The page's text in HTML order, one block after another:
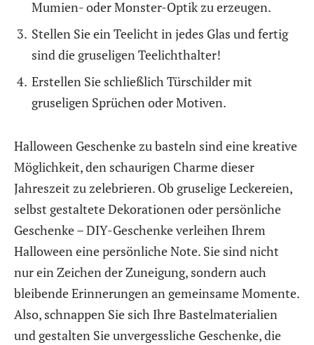
Mumien- oder Monster-Optik zu erzeugen.
Stellen Sie ein Teelicht in jedes Glas und fertig
sind die gruseligen Teelichthalter!
Erstellen Sie schließlich Türschilder mit
gruseligen Sprüchen oder Motiven.
Halloween Geschenke zu basteln sind eine kreative
Möglichkeit, den schaurigen Charme dieser
Jahreszeit zu zelebrieren. Ob gruselige Leckereien,
selbst gestaltete Dekorationen oder persönliche
Geschenke – DIY-Geschenke verleihen Ihrem
Halloween eine persönliche Note. Sie sind nicht
nur ein Zeichen der Zuneigung, sondern auch
bleibende Erinnerungen an gemeinsame Momente.
Also, schnappen Sie sich Ihre Bastelmaterialien
und gestalten Sie unvergessliche Geschenke, die